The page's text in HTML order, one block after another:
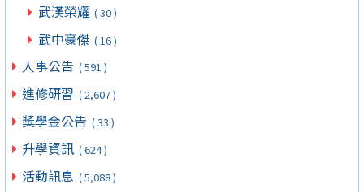
武漢榮耀 ( 30 )
武中豪傑 ( 16 )
人事公告 ( 591 )
進修研習 ( 2,607 )
獎學金公告 ( 33 )
升學資訊 ( 624 )
活動訊息 ( 5,088 )